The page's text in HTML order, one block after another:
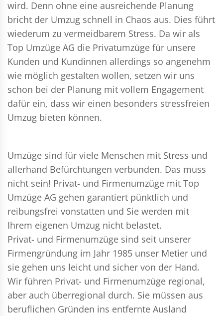
wird. Denn ohne eine ausreichende Planung
bricht der Umzug schnell in Chaos aus. Dies führt
wiederum zu vermeidbarem Stress. Da wir als
Top Umzüge AG die Privatumzüge für unsere
Kunden und Kundinnen allerdings so angenehm
wie möglich gestalten wollen, setzen wir uns
schon bei der Planung mit vollem Engagement
dafür ein, dass wir einen besonders stressfreien
Umzug bieten können.
Umzüge sind für viele Menschen mit Stress und
allerhand Befürchtungen verbunden. Das muss
nicht sein! Privat- und Firmenumzüge mit Top
Umzüge AG gehen garantiert pünktlich und
reibungsfrei vonstatten und Sie werden mit
Ihrem eigenen Umzug nicht belastet.
Privat- und Firmenumzüge sind seit unserer
Firmengründung im Jahr 1985 unser Metier und
sie gehen uns leicht und sicher von der Hand.
Wir führen Privat- und Firmenumzüge regional,
aber auch überregional durch. Sie müssen aus
beruflichen Gründen ins entfernte Ausland